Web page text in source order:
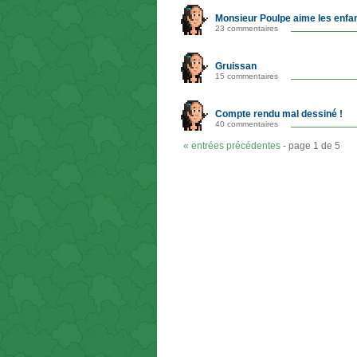
Monsieur Poulpe aime les
23 commentaires
Gruissan
15 commentaires
Compte rendu mal dessiné !
40 commentaires
« entrées précédentes - page 1 de 5